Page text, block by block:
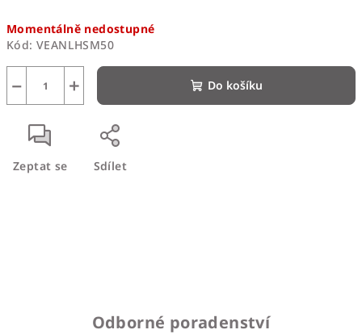
cena:
Momentálně nedostupné
Kód: VEANLHSM50
+
− Do košíku
Zeptat se Sdílet
Odborné poradenství